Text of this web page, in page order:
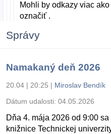
Mohli by odkazy viac
označiť .
Správy
Namakaný deň 2026
20.04 | 20:25 | Miroslav Bendík
Dátum udalosti: 04.05.2026
Dňa 4. mája 2026 od 9:00
knižnice Technickej